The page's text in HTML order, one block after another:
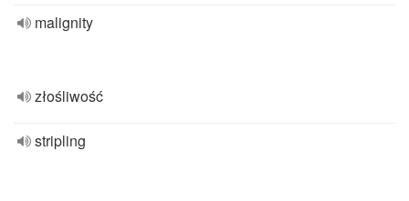
malignity
złośliwość
stripling